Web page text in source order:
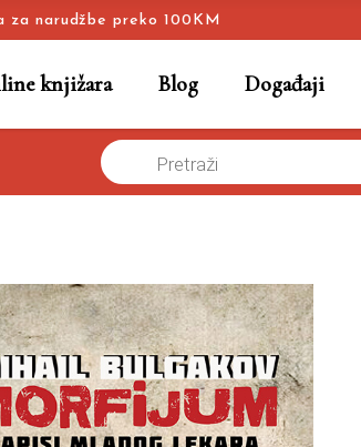
za narudžbe preko 100KM
knjižara Blog Događaji
Dnevnik Romani/Morfijum
Products
search